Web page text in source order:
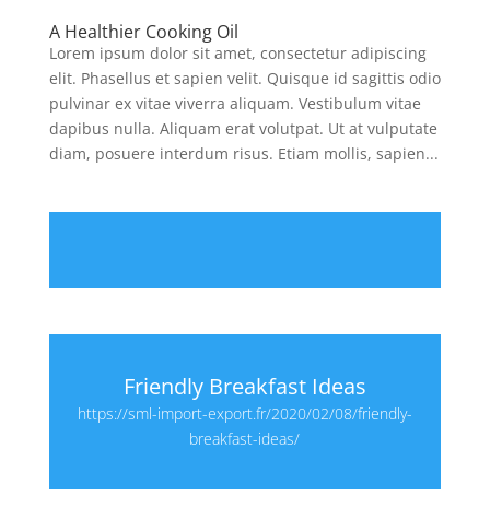
A Healthier Cooking Oil
Lorem ipsum dolor sit amet, consectetur adipiscing
elit. Phasellus et sapien velit. Quisque id sagittis odio
pulvinar ex vitae viverra aliquam. Vestibulum vitae
dapibus nulla. Aliquam erat volutpat. Ut at vulputate
diam, posuere interdum risus. Etiam mollis, sapien...
Friendly Breakfast Ideas
https://sml-import-export.fr/2020/02/08/friendly-
breakfast-ideas/